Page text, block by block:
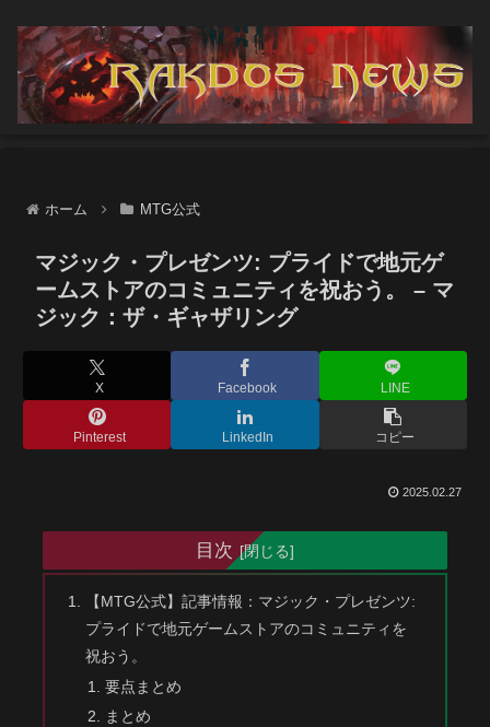
ホーム MTG公式
マジック・プレゼンツ: プライドで地元ゲ
ームストアのコミュニティを祝おう。 – マ
ジック：ザ・ギャザリング
X Facebook LINE
Pinterest LinkedIn コピー
2025.02.27
目次
【MTG公式】記事情報：マジック・プレゼンツ:
プライドで地元ゲームストアのコミュニティを
祝おう。
要点まとめ
まとめ